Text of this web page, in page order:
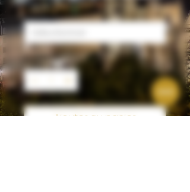
Gateau apéro *
Quantité *
Ajouter au panier